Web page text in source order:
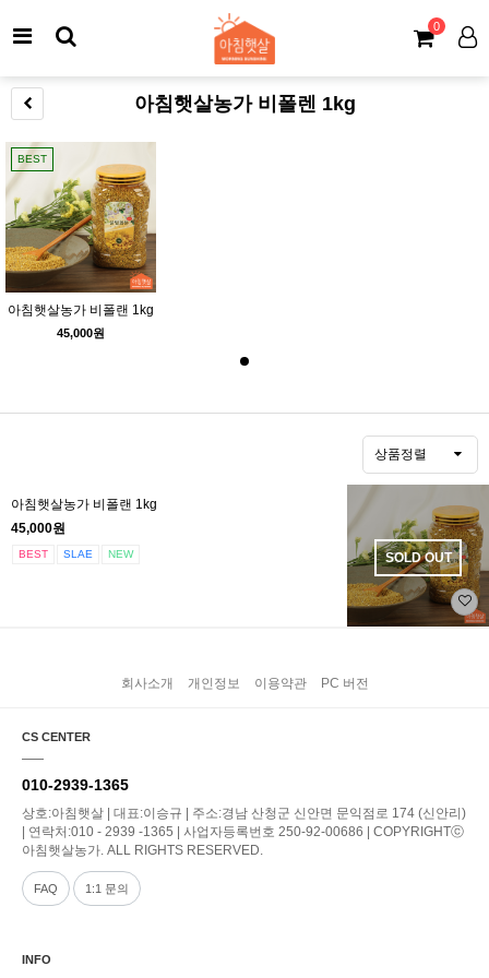
0
아침햇살농가 비폴렌 1kg
BEST
아침햇살농가 비폴랜 1kg
45,000원
상품정렬
아침햇살농가 비폴랜 1kg
45,000원
BEST SLAE NEW SOLD OUT
회사소개 개인정보 이용약관 PC 버전
CS CENTER
010-2939-1365
상호:아침햇살 | 대표:이승규 | 주소:경남 산청군 신안면 문익점로 174 (신안리)
| 연락처:010 - 2939 -1365 | 사업자등록번호 250-92-00686 | COPYRIGHTⓒ
아침햇살농가. ALL RIGHTS RESERVED.
FAQ 1:1 문의
INFO